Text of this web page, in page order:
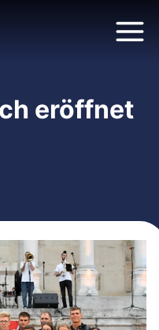
eröffnet